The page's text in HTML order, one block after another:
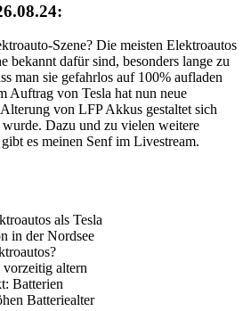
Szene? Die meisten Elektroautos
bekannt dafür sind, besonders lange zu
man sie gefahrlos auf 100% aufladen
Auftrag von Tesla hat nun neue
von LFP Akkus gestaltet sich
wurde. Dazu und zu vielen weitere
es meinen Senf im Livestream.
als Tesla
in der Nordsee
altern
Batterien
Batteriealter